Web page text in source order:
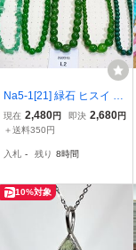
Na5-1[21] 緑石 ヒスイ メ
ノウ等 天然石 ネックレス
ペンダント おまとめて5
クセサリー 翡翠 瑪瑙 女
現在 2,480円 即決 2,680円
＋送料350円
入札 - 残り 8時間
10%対象